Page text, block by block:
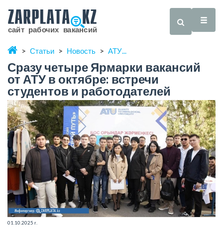
Статьи Новость АТУ...
Сразу четыре Ярмарки вакансий
от АТУ в октябре: встречи
студентов и работодателей
01.10.2025 г.